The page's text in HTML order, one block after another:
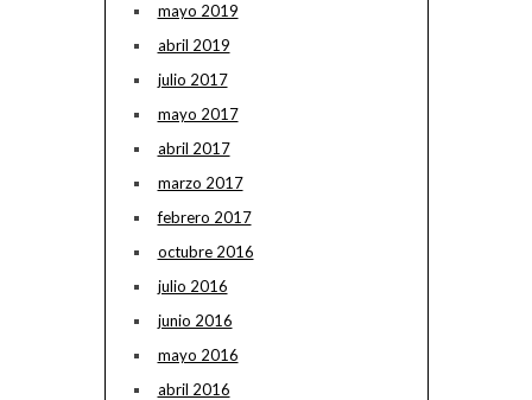
mayo 2019
abril 2019
julio 2017
mayo 2017
abril 2017
marzo 2017
febrero 2017
octubre 2016
julio 2016
junio 2016
mayo 2016
abril 2016